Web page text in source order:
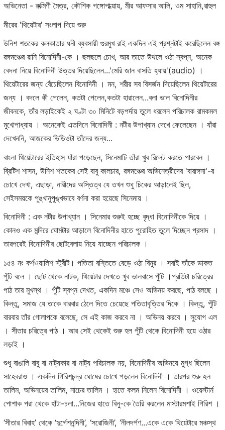
অভিনেতা - রুক্মিণী মৈত্র, কৌশিক গঙ্গোপাধ্য়ায়, মীর আফসার আলি, ওম সাহানি,রাহুল
মীরের 'থিয়েটার' সংলাপ দিয়ে শুরু
উনিশ শতকের কলকাতার ধনী ব্যবসায়ী গুরমুখ রাই একদিন এই প্রশ্নটাই করেছিলেন বঙ্গ
রঙ্গমঞ্চের রানি বিনোদিনী-কে । ছলছলে চোখ, আর তাতে উথলে ওঠা স্বপ্ন, অনেক
বেদনা নিয়ে বিনোদিনী উত্তর দিয়েছিলেন...'মেরি জান বাসতি হ্যায়'(audio) ।
থিয়েটারের জন্য বেঁচেছিলেন বিনোদিনী । মন, শরীর সব বিসর্জন দিয়েছিলেন থিয়েটারের
জন্য । বদলে কী পেলেন, কতটা পেলেন,কতটা হারালেন...বলা ভাল বিনোদিনীর
জীবনকে, তাঁর লড়াইকেই ২ ঘণ্টা ৩০ মিনিটে বড়পর্দায় তুলে ধরলেন পরিচালক রামকমল
মুখোপাধ্যায় । অনেকেই এতদিনে বিনোদিনী : নটীর উপাখ্যান দেখে ফেলেছেন । যাঁরা
দেখেননি, আজকের ভিডিওটা তাঁদের জন্য...
বাংলা থিয়েটারের ইতিহাস যাঁরা পড়েছেন, সিনেমাটি তাঁরা খুব রিলেট করতে পারবেন ।
ব্রিটিশ শাসন, উনিশ শতকের সেই বাবু কালচার, রঙ্গমঞ্চের অভিনেত্রীদের 'বারাঙ্গনা'-র
চোখে দেখা, এছাড়া, নারীদের অস্তিত্ব যে তখন শুধু চিকের আড়ালেই ছিল,
সেইসময়কে পুঙ্খানুপুঙ্খভাবে বর্ণনা করা হয়েছে সিনেমায় ।
বিনোদিনী : এক নটীর উপাখ্যান । সিনেমার শুরুই হচ্ছে বৃদ্ধা বিনোদিনীকে দিয়ে ।
কোনও এক মন্দিরে ঘোমটার আড়ালে বিনোদিনীর হাতে পুরোহিত তুলে দিচ্ছেন প্রসাদ ।
তারপরেই বিনোদিনীর ছোটবেলায় নিয়ে যাচ্ছেন পরিচালক ।
১৫৪ নং কর্ণওয়ালিশ স্ট্রীট। পতিতা বস্তিতে বেড়ে ওঠা বিনুর । সবাই তাঁকে ডাকত
পুঁটি বলে । ছোট থেকে নাটক, থিয়েটার দেখতে খুব ভালবাসে পুঁটি ।প্রতিটা চরিত্রের
পাঠ তার মুখস্থ । পুঁটি স্বপ্ন দেখত, একদিন মঞ্চে সেও অভিনয় করছে, পাঠ বলছে ।
কিন্তু, সমাজ যে তাকে বারবার ঠেলে দিতে চেয়েছে পতিতাবৃত্তির দিকে । কিন্তু, পুঁটি
বারবার তাঁর গোলাপকে বলেছে, সে এই কাজ করবে না । অভিনয় করবে । সুযোগ এল
। সীতার চরিত্রে পাঠ । আর সেই থেকেই শুরু হল পুঁটি থেকে বিনোদিনী হয়ে ওঠার
লড়াই ।
শুধু বাঙালি বাবু বা নাট্যকার বা নাট্য পরিচালক নয়, বিনোদিনীর অভিনয়ে মুগ্ধ ছিলেন
সাহেবরাও । একদিন গিরিশচন্দ্র ঘোষের চোখে পড়লেন বিনোদিনী । তারপর শুরু হল
তালিম, অভিনয়ের তালিম, নাচের তালিম । হাতে কলম নিলেন বিনোদিনী । ওয়েস্টার্ন
পোশাক পরা থেকে হাঁটা-চলা...নিজের হাতে বিনু-কে তৈরি করলেন মাস্টারমশাই গিরিশ ।
‘সীতার বিবাহ’ থেকে ‘দুর্গেশনন্দিনী’, ‘সরোজিনী’, ‘নীলদর্পণ...একে একে থিয়েটারে মঞ্চস্থ